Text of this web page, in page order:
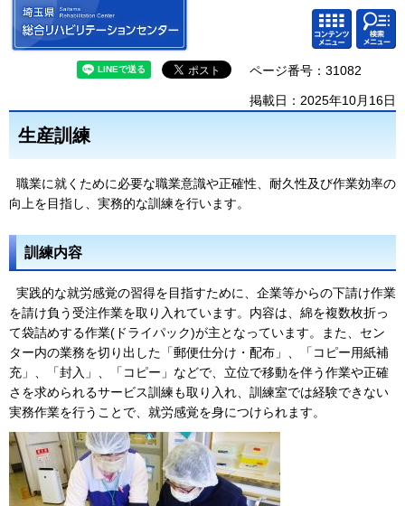
埼玉県 総合リハビリテーション
センター
コンテ
ンツメ
ニュー
検索・
共通メ
ニュー
ページ番号：31082
掲載日：2025年10月16日
生産訓練
職業に就くために必要な職業意識や正確性、耐久性及び作業効率の
向上を目指し、実務的な訓練を行います。
訓練内容
実践的な就労感覚の習得を目指すために、企業等からの下請け作業
を請け負う受注作業を取り入れています。内容は、綿を複数枚折っ
て袋詰めする作業(ドライパック)が主となっています。また、セン
ター内の業務を切り出した「郵便仕分け・配布」、「コピー用紙補
充」、「封入」、「コピー」などで、立位で移動を伴う作業や正確
さを求められるサービス訓練も取り入れ、訓練室では経験できない
実務作業を行うことで、就労感覚を身につけられます。